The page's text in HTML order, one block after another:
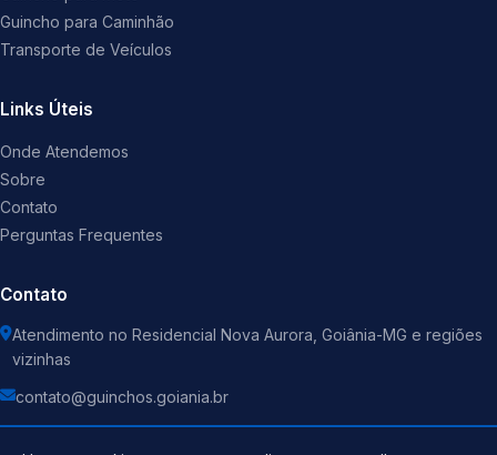
Guincho para Caminhão
Transporte de Veículos
Links Úteis
Onde Atendemos
Sobre
Contato
Perguntas Frequentes
Contato
Atendimento no Residencial Nova Aurora, Goiânia-MG e regiões
vizinhas
contato@guinchos.goiania.br